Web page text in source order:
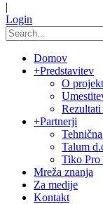
|
Login
Domov
+Predstavitev
O
+Partnerji
Talum
Tiko Pro
Mreža znanja
Za medije
Kontakt